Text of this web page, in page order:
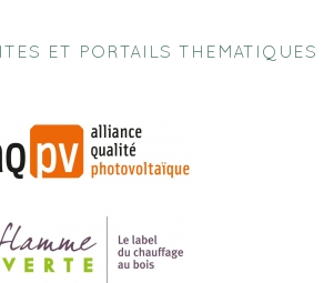
ET PORTAILS THEMATIQUES